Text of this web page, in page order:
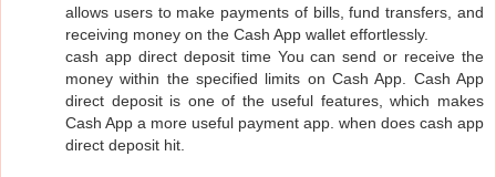
allows users to make payments of bills, fund transfers, and
receiving money on the Cash App wallet effortlessly.
cash app direct deposit time You can send or receive the
money within the specified limits on Cash App. Cash App
direct deposit is one of the useful features, which makes
Cash App a more useful payment app. when does cash app
direct deposit hit.